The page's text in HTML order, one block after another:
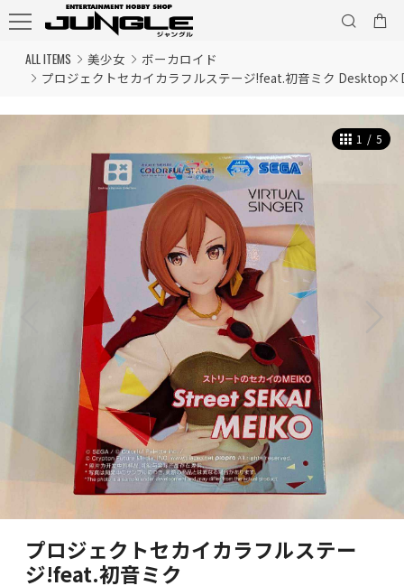
ALL ITEMS 美少女
ボーカロイド
プロジェクトセカイカラフルステージ!feat.初音ミク
1 / 5
プロジェクトセカイカラフルステー
ジ!feat.初音ミク